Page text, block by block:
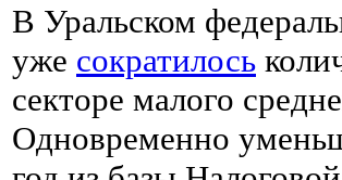
В Уральском
уже сократилось
секторе малого
Одновременно